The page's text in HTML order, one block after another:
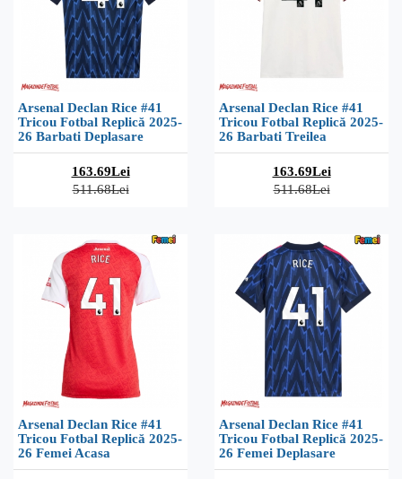
Arsenal Declan Rice #41
Tricou Fotbal Replică 2025-
26 Barbati Deplasare
163.69Lei
511.68Lei
Arsenal Declan Rice #41
Tricou Fotbal Replică 2025-
26 Barbati Treilea
163.69Lei
511.68Lei
Arsenal Declan Rice #41
Tricou Fotbal Replică 2025-
26 Femei Acasa
Arsenal Declan Rice #41
Tricou Fotbal Replică 2025-
26 Femei Deplasare